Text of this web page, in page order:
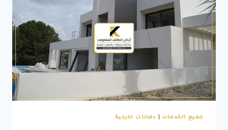
–
قرميد
الطائف
جميع الخدمات دهانات خارجية